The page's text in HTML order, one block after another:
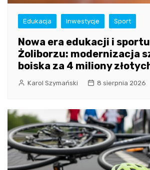
Edukacja Inwestycje Sport
Nowa era edukacji i
Żoliborzu: modernizacja
boiska za 4 miliony
Karol Szymański 8 sierpnia 2026